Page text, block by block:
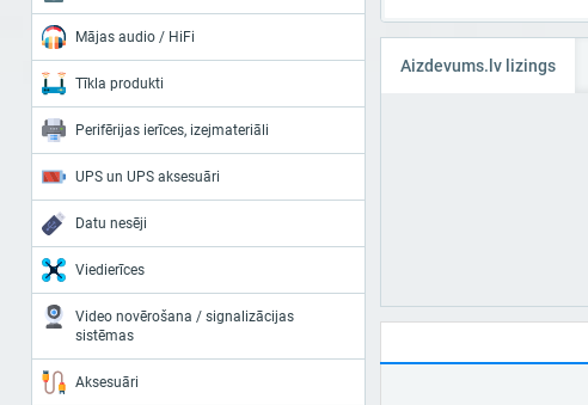
Mājas audio / HiFi
Tīkla produkti
Perifērijas ierīces, izejmateriāli
UPS un UPS aksesuāri
Datu nesēji
Viedierīces
Video novērošana / signalizācijas
sistēmas
Aksesuāri
Aizdevums.lv lizings